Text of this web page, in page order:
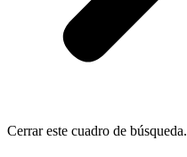
Cerrar este cuadro de búsqueda.